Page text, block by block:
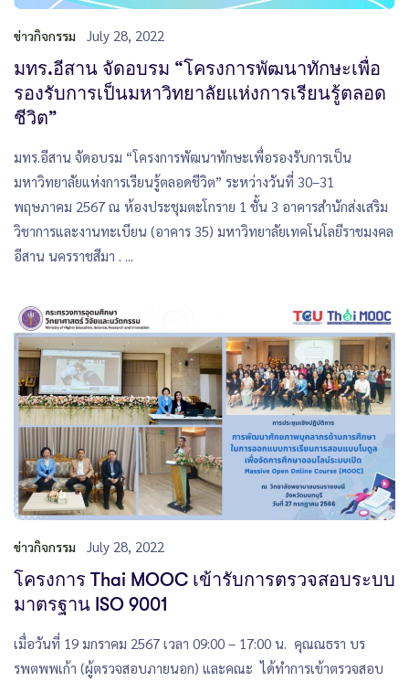
ข่าวกิจกรรม July 28, 2022
มทร.อีสาน จัดอบรม “โครงการพัฒนาทักษะเพื่อ
รองรับการเป็นมหาวิทยาลัยแห่งการเรียนรู้ตลอด
ชีวิต”
มทร.อีสาน จัดอบรม “โครงการพัฒนาทักษะเพื่อรองรับการเป็น
มหาวิทยาลัยแห่งการเรียนรู้ตลอดชีวิต” ระหว่างวันที่ 30–31
พฤษภาคม 2567 ณ ห้องประชุมตะโกราย 1 ชั้น 3 อาคารสำนักส่งเสริม
วิชาการและงานทะเบียน (อาคาร 35) มหาวิทยาลัยเทคโนโลยีราชมงคล
อีสาน นครราชสีมา . ...
ข่าวกิจกรรม July 28, 2022
โครงการ Thai MOOC เข้ารับการตรวจสอบระบบ
มาตรฐาน ISO 9001
เมื่อวันที่ 19 มกราคม 2567 เวลา 09:00 – 17:00 น. คุณณธรา บร
รพตพพเก้า (ผู้ตรวจสอบภายนอก) และคณะ ได้ทำการเข้าตรวจสอบ